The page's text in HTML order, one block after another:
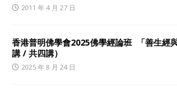
2011 年 4 月 27 日
香港普明佛學會2025佛學經論班 「善生經
講 / 共四講）
2025 年 8 月 24 日